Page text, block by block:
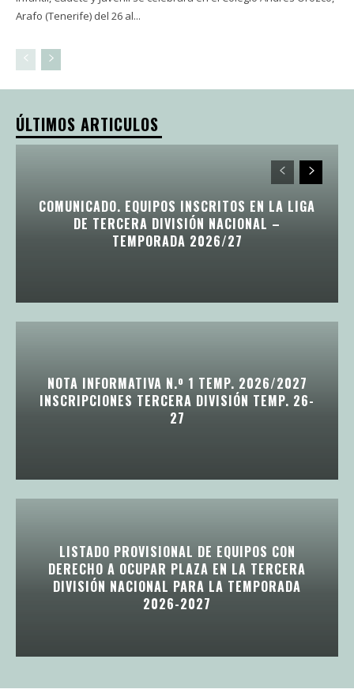
Arafo (Tenerife) del 26 al...
ÚLTIMOS ARTICULOS
COMUNICADO. EQUIPOS INSCRITOS EN LA LIGA
DE TERCERA DIVISIÓN NACIONAL –
TEMPORADA 2026/27
NOTA INFORMATIVA N.º 1 TEMP. 2026/2027
INSCRIPCIONES TERCERA DIVISIÓN TEMP. 26-
27
LISTADO PROVISIONAL DE EQUIPOS CON
DERECHO A OCUPAR PLAZA EN LA TERCERA
DIVISIÓN NACIONAL PARA LA TEMPORADA
2026-2027